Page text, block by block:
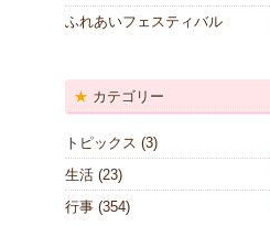
ふれあいフェスティバル
カテゴリー
トピックス (3)
生活 (23)
行事 (354)